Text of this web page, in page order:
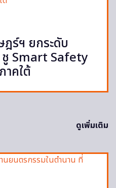
ร์ฯ ยกระดับ
Smart Safety
าคใต้
ดูเพิ่มเติม